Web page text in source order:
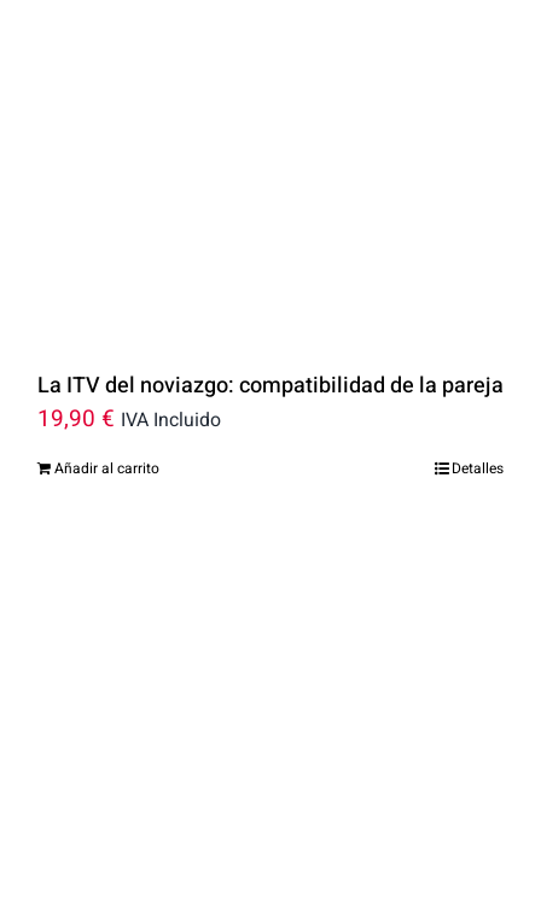
La ITV del noviazgo: compatibilidad de la pareja
19,90 € IVA Incluido
Añadir al carrito Detalles